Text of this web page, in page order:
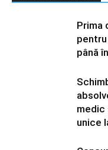
Prima
până
medic
unice